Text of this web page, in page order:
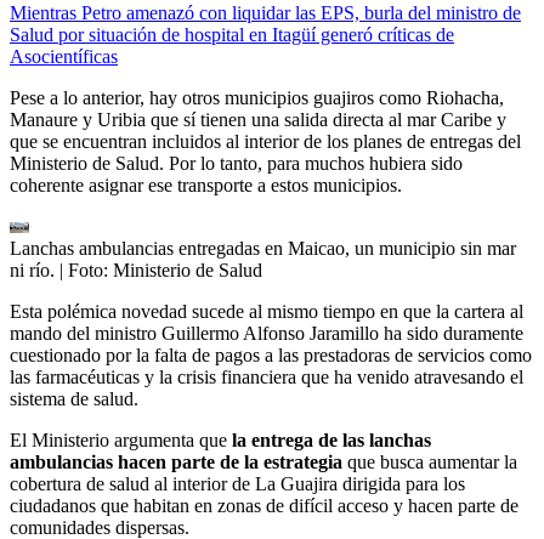
Mientras Petro amenazó con liquidar las EPS, burla del ministro de
Salud por situación de hospital en Itagüí generó críticas de
Asocientíficas
Pese a lo anterior, hay otros municipios guajiros como Riohacha,
Manaure y Uribia que sí tienen una salida directa al mar Caribe y
que se encuentran incluidos al interior de los planes de entregas del
Ministerio de Salud. Por lo tanto, para muchos hubiera sido
coherente asignar ese transporte a estos municipios.
Lanchas ambulancias entregadas en Maicao, un municipio sin mar
ni río. | Foto: Ministerio de Salud
Esta polémica novedad sucede al mismo tiempo en que la cartera al
mando del ministro Guillermo Alfonso Jaramillo ha sido duramente
cuestionado por la falta de pagos a las prestadoras de servicios como
las farmacéuticas y la crisis financiera que ha venido atravesando el
sistema de salud.
El Ministerio argumenta que la entrega de las lanchas
ambulancias hacen parte de la estrategia que busca aumentar la
cobertura de salud al interior de La Guajira dirigida para los
ciudadanos que habitan en zonas de difícil acceso y hacen parte de
comunidades dispersas.